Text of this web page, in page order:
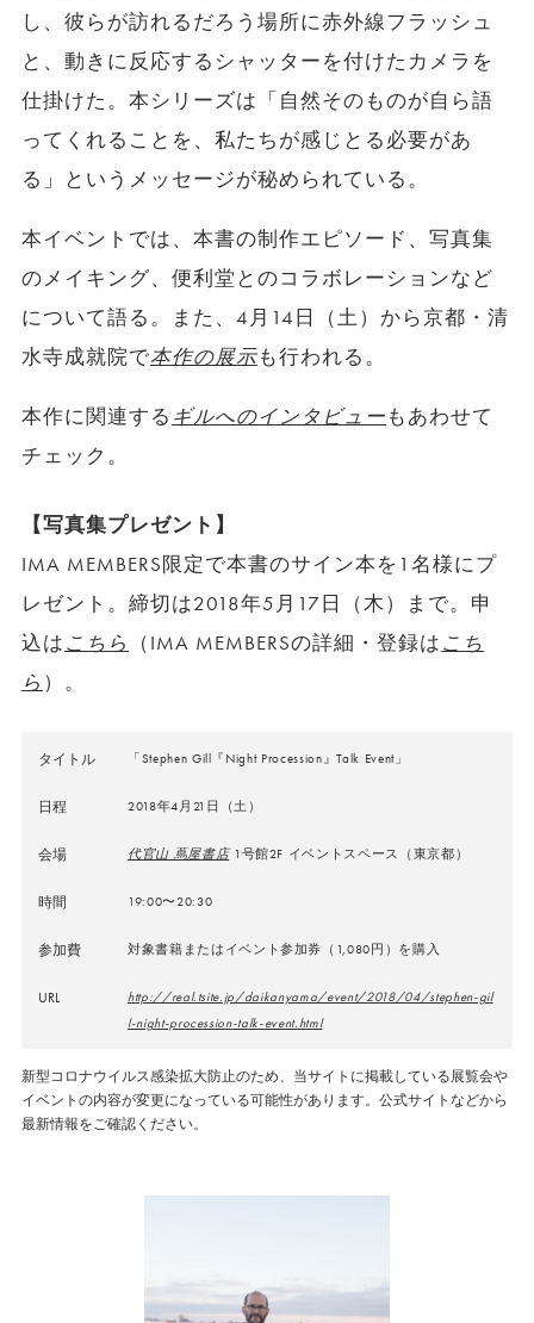
し、彼らが訪れるだろう場所に赤外線フラッシュ
と、動きに反応するシャッターを付けたカメラを
仕掛けた。本シリーズは「自然そのものが自ら語
ってくれることを、私たちが感じとる必要があ
る」というメッセージが秘められている。
本イベントでは、本書の制作エピソード、写真集
のメイキング、便利堂とのコラボレーションなど
について語る。また、4月14日（土）から京都・清
水寺成就院で本作の展示も行われる。
本作に関連する ギルへのインタビューもあわせて
チェック。
【写真集プレゼント】
IMA MEMBERS限定で本書のサイン本を1名様にプ
レゼント。締切は2018年5月17日（木）まで。申
込はこちら （IMA MEMBERSの詳細・登録はこち
ら ）。
タイトル 「Stephen Gill『Night Procession』Talk Event」
日程 2018年4月21日（土）
会場 代官山 蔦屋書店1号館2F イベントスペース（東京都）
時間 19:00〜20:30
参加費 対象書籍またはイベント参加券（1,080円）を購入
URL
http://real.tsite.jp/daikanyama/event/2018/04/stephen-gil
l-night-procession-talk-event.html
新型コロナウイルス感染拡大防止のため、当サイトに掲載している展覧会や
イベントの内容が変更になっている可能性があります。公式サイトなどから
最新情報をご確認ください。